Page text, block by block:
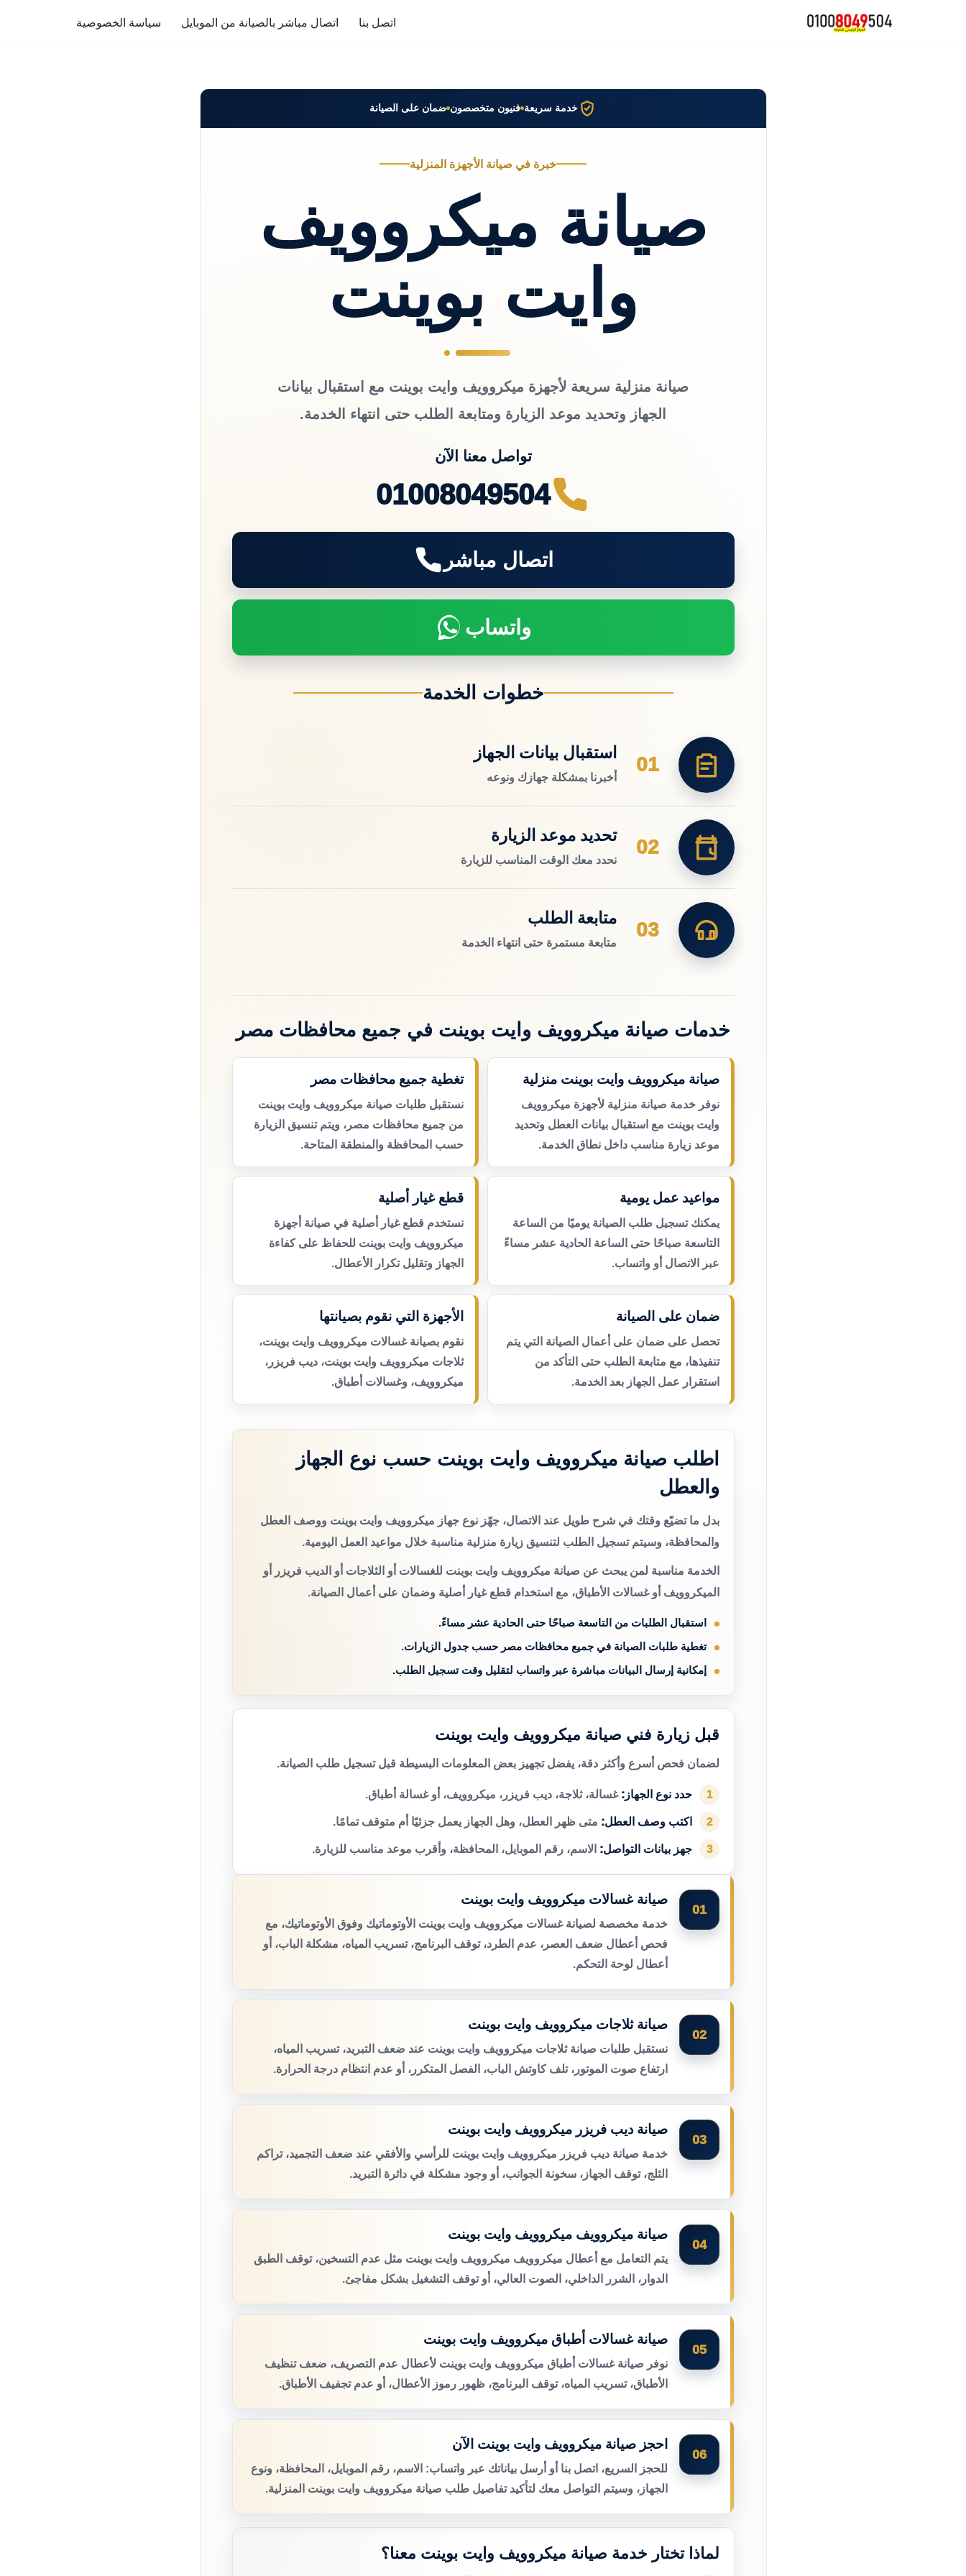
اتصل بنا اتصال مباشر بالصيانة من الموبايل سياسة الخصوصية
خدمة سريعة فنيون متخصصون ضمان على الصيانة
خبرة في صيانة الأجهزة المنزلية
صيانة ميكروويف
وايت بوينت
صيانة منزلية سريعة لأجهزة ميكروويف وايت بوينت مع استقبال بيانات
الجهاز وتحديد موعد الزيارة ومتابعة الطلب حتى انتهاء الخدمة.
تواصل معنا الآن
01008049504
اتصال مباشر
واتساب
خطوات الخدمة
01
استقبال بيانات الجهاز
أخبرنا بمشكلة جهازك ونوعه
02
تحديد موعد الزيارة
نحدد معك الوقت المناسب للزيارة
03
متابعة الطلب
متابعة مستمرة حتى انتهاء الخدمة
خدمات صيانة ميكروويف وايت بوينت في جميع محافظات مصر
صيانة ميكروويف وايت بوينت منزلية
نوفر خدمة صيانة منزلية لأجهزة ميكروويف
وايت بوينت مع استقبال بيانات العطل وتحديد
موعد زيارة مناسب داخل نطاق الخدمة.
تغطية جميع محافظات مصر
نستقبل طلبات صيانة ميكروويف وايت بوينت
من جميع محافظات مصر، ويتم تنسيق الزيارة
حسب المحافظة والمنطقة المتاحة.
مواعيد عمل يومية
يمكنك تسجيل طلب الصيانة يوميًا من الساعة
التاسعة صباحًا حتى الساعة الحادية عشر مساءً
عبر الاتصال أو واتساب.
قطع غيار أصلية
نستخدم قطع غيار أصلية في صيانة أجهزة
ميكروويف وايت بوينت للحفاظ على كفاءة
الجهاز وتقليل تكرار الأعطال.
ضمان على الصيانة
تحصل على ضمان على أعمال الصيانة التي يتم
تنفيذها، مع متابعة الطلب حتى التأكد من
استقرار عمل الجهاز بعد الخدمة.
الأجهزة التي نقوم بصيانتها
نقوم بصيانة غسالات ميكروويف وايت بوينت،
ثلاجات ميكروويف وايت بوينت، ديب فريزر،
ميكروويف، وغسالات أطباق.
اطلب صيانة ميكروويف وايت بوينت حسب نوع الجهاز
والعطل
بدل ما تضيّع وقتك في شرح طويل عند الاتصال، جهّز نوع جهاز ميكروويف وايت بوينت ووصف العطل
والمحافظة، وسيتم تسجيل الطلب لتنسيق زيارة منزلية مناسبة خلال مواعيد العمل اليومية.
الخدمة مناسبة لمن يبحث عن صيانة ميكروويف وايت بوينت للغسالات أو الثلاجات أو الديب فريزر أو
الميكروويف أو غسالات الأطباق، مع استخدام قطع غيار أصلية وضمان على أعمال الصيانة.
استقبال الطلبات من التاسعة صباحًا حتى الحادية عشر مساءً.
تغطية طلبات الصيانة في جميع محافظات مصر حسب جدول الزيارات.
إمكانية إرسال البيانات مباشرة عبر واتساب لتقليل وقت تسجيل الطلب.
قبل زيارة فني صيانة ميكروويف وايت بوينت
لضمان فحص أسرع وأكثر دقة، يفضل تجهيز بعض المعلومات البسيطة قبل تسجيل طلب الصيانة.
1 حدد نوع الجهاز: غسالة، ثلاجة، ديب فريزر، ميكروويف، أو غسالة أطباق.
2 اكتب وصف العطل: متى ظهر العطل، وهل الجهاز يعمل جزئيًا أم متوقف تمامًا.
3 جهز بيانات التواصل: الاسم، رقم الموبايل، المحافظة، وأقرب موعد مناسب للزيارة.
01
صيانة غسالات ميكروويف وايت بوينت
خدمة مخصصة لصيانة غسالات ميكروويف وايت بوينت الأوتوماتيك وفوق الأوتوماتيك، مع
فحص أعطال ضعف العصر، عدم الطرد، توقف البرنامج، تسريب المياه، مشكلة الباب، أو
أعطال لوحة التحكم.
02
صيانة ثلاجات ميكروويف وايت بوينت
نستقبل طلبات صيانة ثلاجات ميكروويف وايت بوينت عند ضعف التبريد، تسريب المياه،
ارتفاع صوت الموتور، تلف كاوتش الباب، الفصل المتكرر، أو عدم انتظام درجة الحرارة.
03
صيانة ديب فريزر ميكروويف وايت بوينت
خدمة صيانة ديب فريزر ميكروويف وايت بوينت للرأسي والأفقي عند ضعف التجميد، تراكم
الثلج، توقف الجهاز، سخونة الجوانب، أو وجود مشكلة في دائرة التبريد.
04
صيانة ميكروويف ميكروويف وايت بوينت
يتم التعامل مع أعطال ميكروويف ميكروويف وايت بوينت مثل عدم التسخين، توقف الطبق
الدوار، الشرر الداخلي، الصوت العالي، أو توقف التشغيل بشكل مفاجئ.
05
صيانة غسالات أطباق ميكروويف وايت بوينت
نوفر صيانة غسالات أطباق ميكروويف وايت بوينت لأعطال عدم التصريف، ضعف تنظيف
الأطباق، تسريب المياه، توقف البرنامج، ظهور رموز الأعطال، أو عدم تجفيف الأطباق.
06
احجز صيانة ميكروويف وايت بوينت الآن
للحجز السريع، اتصل بنا أو أرسل بياناتك عبر واتساب: الاسم، رقم الموبايل، المحافظة، ونوع
الجهاز، وسيتم التواصل معك لتأكيد تفاصيل طلب صيانة ميكروويف وايت بوينت المنزلية.
لماذا تختار خدمة صيانة ميكروويف وايت بوينت معنا؟